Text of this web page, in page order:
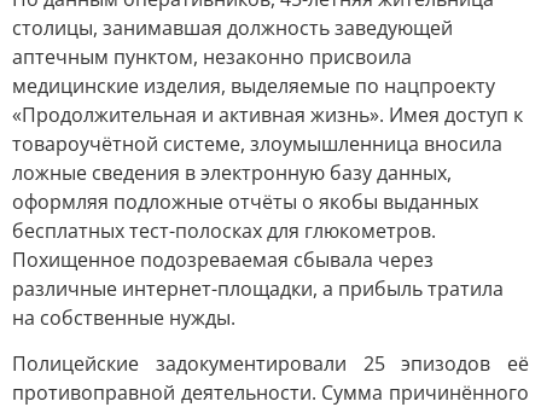
столицы, занимавшая должность заведующей
аптечным пунктом, незаконно присвоила
медицинские изделия, выделяемые по нацпроекту
«Продолжительная и активная жизнь». Имея доступ к
товароучётной системе, злоумышленница вносила
ложные сведения в электронную базу данных,
оформляя подложные отчёты о якобы выданных
бесплатных тест-полосках для глюкометров.
Похищенное подозреваемая сбывала через
различные интернет-площадки, а прибыль тратила
на собственные нужды.
Полицейские задокументировали 25 эпизодов её
противоправной деятельности. Сумма причинённого